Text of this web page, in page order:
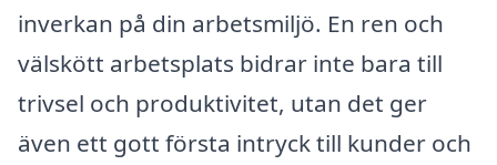
inverkan på din arbetsmiljö. En ren och
välskött arbetsplats bidrar inte bara till
trivsel och produktivitet, utan det ger
även ett gott första intryck till kunder och